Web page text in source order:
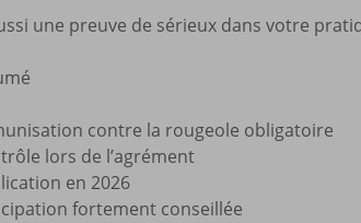
une preuve de sérieux dans votre
contre la rougeole obligatoire
lors de l’agrément
en 2026
fortement conseillée